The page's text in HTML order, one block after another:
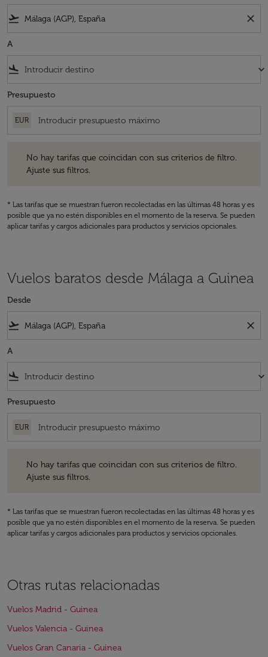
flight_takeoff close
A
flight_land keyboard_arrow_down
Presupuesto
EUR
No hay tarifas que coincidan con sus criterios de filtro.
Ajuste sus filtros.
* Las tarifas que se muestran fueron recolectadas en las últimas 48 horas y es
posible que ya no estén disponibles en el momento de la reserva. Se pueden
aplicar tarifas y cargos adicionales para productos y servicios opcionales.
Vuelos baratos desde Málaga a Guinea
Desde
flight_takeoff close
A
flight_land keyboard_arrow_down
Presupuesto
EUR
No hay tarifas que coincidan con sus criterios de filtro.
Ajuste sus filtros.
* Las tarifas que se muestran fueron recolectadas en las últimas 48 horas y es
posible que ya no estén disponibles en el momento de la reserva. Se pueden
aplicar tarifas y cargos adicionales para productos y servicios opcionales.
Otras rutas relacionadas
Vuelos Madrid - Guinea
Vuelos Valencia - Guinea
Vuelos Gran Canaria - Guinea